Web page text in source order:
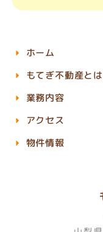
ホーム
もてぎ不動産と
業務内容
アクセス
物件情報